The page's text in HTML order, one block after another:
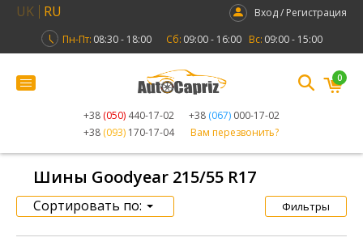
UK RU
Вход / Регистрация
Пн-Пт: 08:30 - 18:00 Сб: 09:00 - 16:00 Вс: 09:00 - 15:00
+38 (050) 440-17-02 +38 (067) 000-17-02
+38 (093) 170-17-04 Вам перезвонить?
0
Шины Goodyear 215/55 R17
Сортировать по: Фильтры